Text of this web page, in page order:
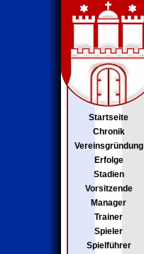
Startseite
Chronik
Vereinsgründung
Erfolge
Stadien
Vorsitzende
Manager
Trainer
Spieler
Spielführer